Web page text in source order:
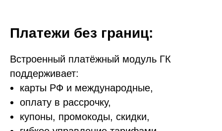
Платежи без границ:
Встроенный платёжный модуль ГК
поддерживает:
карты РФ и международные,
оплату в рассрочку,
купоны, промокоды, скидки,